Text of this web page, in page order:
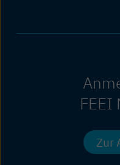
FEEI
Zur